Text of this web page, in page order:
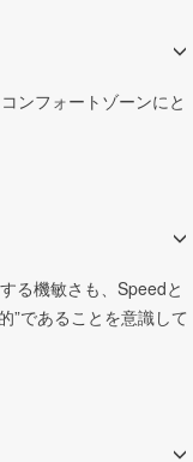
ンフォートゾーンにと
る機敏さも、Speedと
”であることを意識して